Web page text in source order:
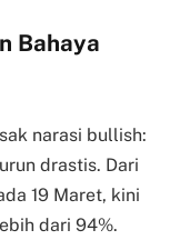
Bahaya
narasi bullish:
drastis. Dari
19 Maret, kini
dari 94%.